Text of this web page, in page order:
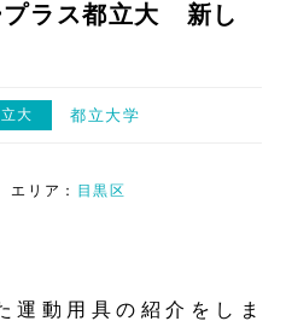
プラス都立大 新し
大 都立大学
エリア： 目黒区
運動用具の紹介をしま